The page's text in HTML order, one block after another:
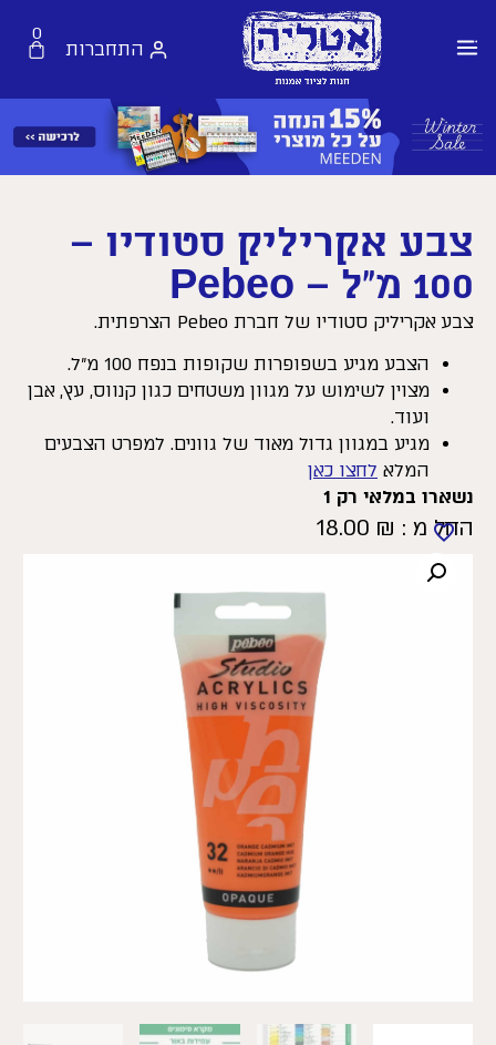
התחברות
0
צבע אקריליק סטודיו –
100 מ”ל – Pebeo
צבע אקריליק סטודיו של חברת Pebeo הצרפתית.
הצבע מגיע בשפופרות שקופות בנפח 100 מ”ל.
מצוין לשימוש על מגוון משטחים כגון קנווס, עץ, אבן
ועוד.
מגיע במגוון גדול מאוד של גוונים. למפרט הצבעים
המלא לחצו כאן
נשארו במלאי רק 1
החל מ : 18.00 ₪